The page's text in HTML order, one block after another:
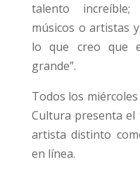
talento
músicos o artistas
lo que creo que
grande”.
Todos los
Cultura presenta
artista distinto
en línea.